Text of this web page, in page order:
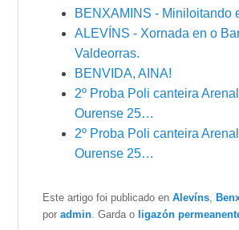
BENXAMINS - Miniloitando
ALEVÍNS - Xornada en o
Valdeorras.
BENVIDA, AINA!
2º Proba Poli canteira
Ourense 25…
2º Proba Poli canteira
Ourense 25…
Este artigo foi publicado enAlevíns
poradmin . Garda o ligazón